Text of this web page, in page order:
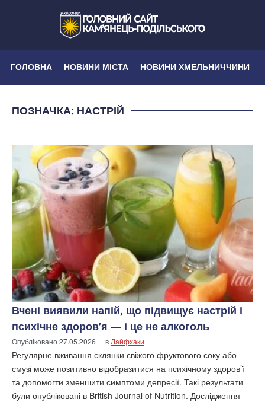
ГОЛОВНА НОВИНИ МІСТА НОВИНИ ХМЕЛЬНИЧЧИНИ
ПОЗНАЧКА: НАСТРІЙ
Вчені виявили напій, що підвищує настрій і
психічне здоров’я — і це не алкоголь
Опубліковано27.05.2026 в Лайфхаки
Регулярне вживання склянки свіжого фруктового соку або
смузі може позитивно відобразитися на психічному здоров’ї
та допомогти зменшити симптоми депресії. Такі результати
були опубліковані в British Journal of Nutrition. Дослідження